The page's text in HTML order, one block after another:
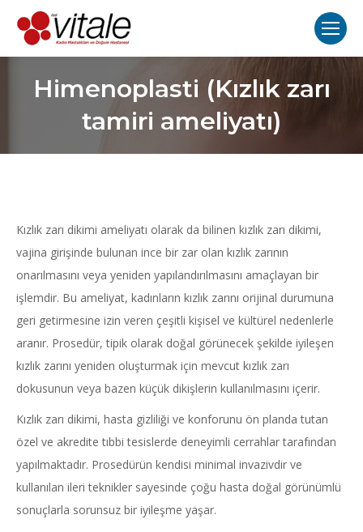
Himenoplasti (Kızlık zarı
tamiri ameliyatı)
Kızlık zarı dikimi ameliyatı olarak da bilinen kızlık zarı dikimi,
vajina girişinde bulunan ince bir zar olan kızlık zarının
onarılmasını veya yeniden yapılandırılmasını amaçlayan bir
işlemdir. Bu ameliyat, kadınların kızlık zarını orijinal durumuna
geri getirmesine izin veren çeşitli kişisel ve kültürel nedenlerle
aranır. Prosedür, tipik olarak doğal görünecek şekilde iyileşen
kızlık zarını yeniden oluşturmak için mevcut kızlık zarı
dokusunun veya bazen küçük dikişlerin kullanılmasını içerir.
Kızlık zarı dikimi, hasta gizliliği ve konforunu ön planda tutan
özel ve akredite tıbbi tesislerde deneyimli cerrahlar tarafından
yapılmaktadır. Prosedürün kendisi minimal invazivdir ve
kullanılan ileri teknikler sayesinde çoğu hasta doğal görünümlü
sonuçlarla sorunsuz bir iyileşme yaşar.